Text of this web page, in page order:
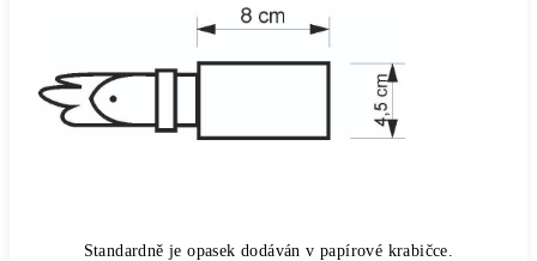
Standardně je opasek dodáván v papírové krabičce.